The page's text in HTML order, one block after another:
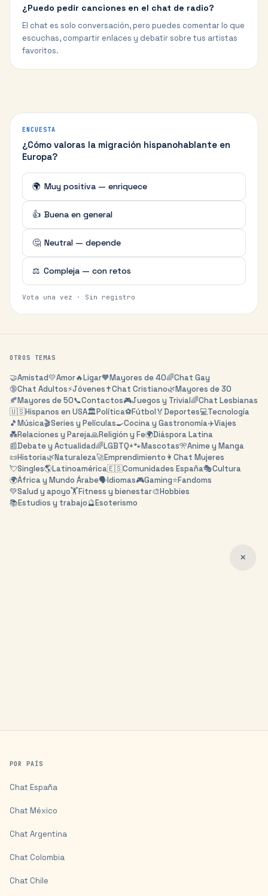
¿Puedo pedir canciones en el chat de radio?
El chat es solo conversación, pero puedes comentar lo que
escuchas, compartir enlaces y debatir sobre tus artistas
favoritos.
ENCUESTA
¿Cómo valoras la migración hispanohablante en
Europa?
🌍 Muy positiva — enriquece
👍 Buena en general
🤔 Neutral — depende
⚖️ Compleja — con retos
Vota una vez · Sin registro
OTROS TEMAS
🤝Amistad💛Amor🔥Ligar🧡Mayores de 40🌈Chat Gay
🔞Chat Adultos⚡Jóvenes✝️Chat Cristiano🌿Mayores de 30
🍂Mayores de 50📞Contactos🎮Juegos y Trivial🌈Chat Lesbianas
🇺🇸Hispanos en USA🏛️Política⚽Fútbol🏅Deportes💻Tecnología
🎵Música🎬Series y Películas🍳Cocina y Gastronomía✈️Viajes
💑Relaciones y Pareja🙏Religión y Fe🌍Diáspora Latina
📰Debate y Actualidad🌈LGBTQ+🐾Mascotas🎌Anime y Manga
📜Historia🌿Naturaleza🚀Emprendimiento 👩 Chat Mujeres
💘Singles🌎Latinoamérica🇪🇸Comunidades España🎭Cultura
🌍África y Mundo Árabe🗣️Idiomas🎮Gaming⭐Fandoms
💚Salud y apoyo🏋️Fitness y bienestar🎨Hobbies
📚Estudios y trabajo🔮Esoterismo
✕
POR PAÍS
Chat España
Chat México
Chat Argentina
Chat Colombia
Chat Chile